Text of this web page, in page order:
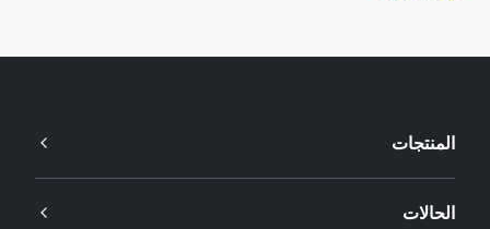
المنتجات
الحالات